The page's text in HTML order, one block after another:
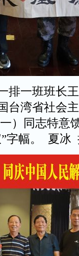
排一班班长
台湾省社会
）同志特意
字幅。 夏冰